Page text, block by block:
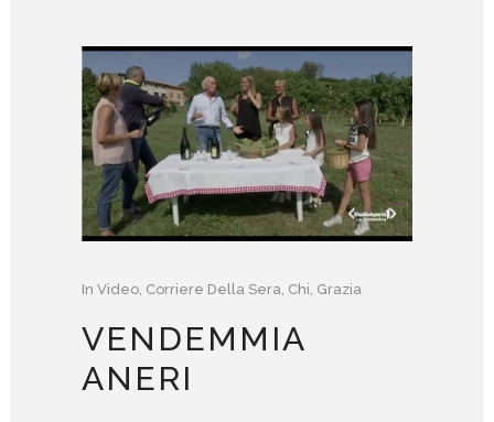
In Video, Corriere Della Sera, Chi, Grazia
VENDEMMIA
ANERI